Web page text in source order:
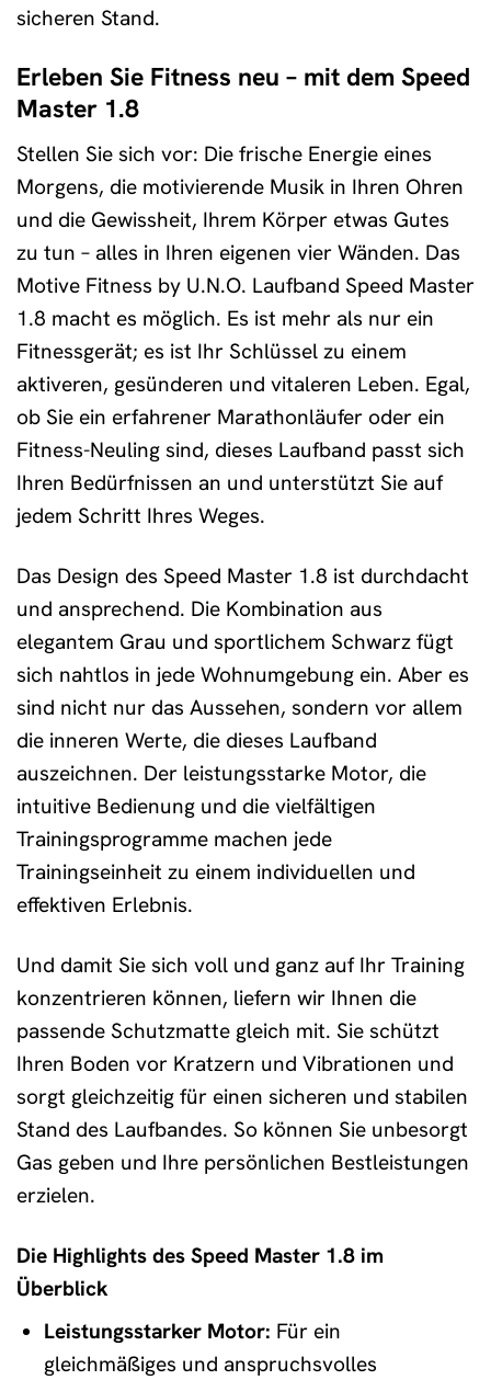
sicheren Stand.
Erleben Sie Fitness neu – mit dem Speed
Master 1.8
Stellen Sie sich vor: Die frische Energie eines
Morgens, die motivierende Musik in Ihren Ohren
und die Gewissheit, Ihrem Körper etwas Gutes
zu tun – alles in Ihren eigenen vier Wänden. Das
Motive Fitness by U.N.O. Laufband Speed Master
1.8 macht es möglich. Es ist mehr als nur ein
Fitnessgerät; es ist Ihr Schlüssel zu einem
aktiveren, gesünderen und vitaleren Leben. Egal,
ob Sie ein erfahrener Marathonläufer oder ein
Fitness-Neuling sind, dieses Laufband passt sich
Ihren Bedürfnissen an und unterstützt Sie auf
jedem Schritt Ihres Weges.
Das Design des Speed Master 1.8 ist durchdacht
und ansprechend. Die Kombination aus
elegantem Grau und sportlichem Schwarz fügt
sich nahtlos in jede Wohnumgebung ein. Aber es
sind nicht nur das Aussehen, sondern vor allem
die inneren Werte, die dieses Laufband
auszeichnen. Der leistungsstarke Motor, die
intuitive Bedienung und die vielfältigen
Trainingsprogramme machen jede
Trainingseinheit zu einem individuellen und
effektiven Erlebnis.
Und damit Sie sich voll und ganz auf Ihr Training
konzentrieren können, liefern wir Ihnen die
passende Schutzmatte gleich mit. Sie schützt
Ihren Boden vor Kratzern und Vibrationen und
sorgt gleichzeitig für einen sicheren und stabilen
Stand des Laufbandes. So können Sie unbesorgt
Gas geben und Ihre persönlichen Bestleistungen
erzielen.
Die Highlights des Speed Master 1.8 im
Überblick
Leistungsstarker Motor: Für ein
gleichmäßiges und anspruchsvolles